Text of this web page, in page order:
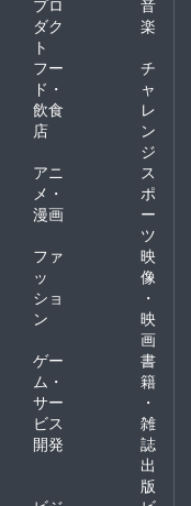
プロ
ダク
ト
音
楽
フー
ド・
飲食
店
チ
ャ
レ
ン
ジ
アニ
メ・
漫画
ス
ポ
ー
ツ
ファ
ッ
ショ
ン
映
像
・
映
画
ゲー
ム・
サー
ビス
開発
書
籍
・
雑
誌
出
版